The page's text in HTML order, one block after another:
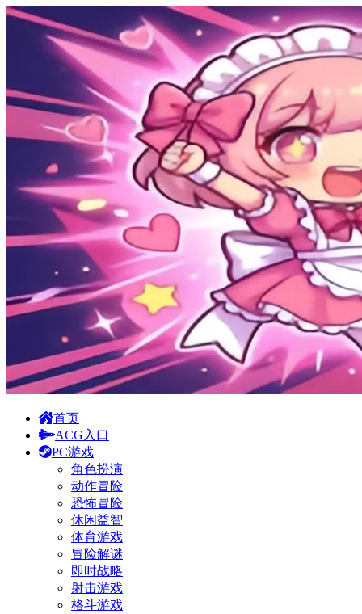
首页
ACG入口
PC游戏
角色扮演
动作冒险
恐怖冒险
休闲益智
体育游戏
冒险解谜
即时战略
射击游戏
格斗游戏